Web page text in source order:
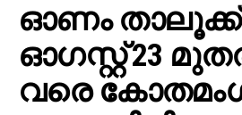
ഓണം
ഓഗസ്റ്റ് 23
വരെ